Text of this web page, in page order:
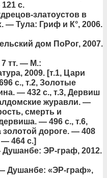
с.
златоустов в
— Тула: Гриф и К°, 2006.
дом ПоРог, 2007.
тт. — М.:
2009. [т.1, Цари
с., т.2, Золотые
— 432 с., т.3, Дервиш
журавли. —
смерть и
— 496 с., т.6,
дороге. — 408
464 с.]
ЭР-граф, 2012.
Душанбе: «ЭР-граф»,